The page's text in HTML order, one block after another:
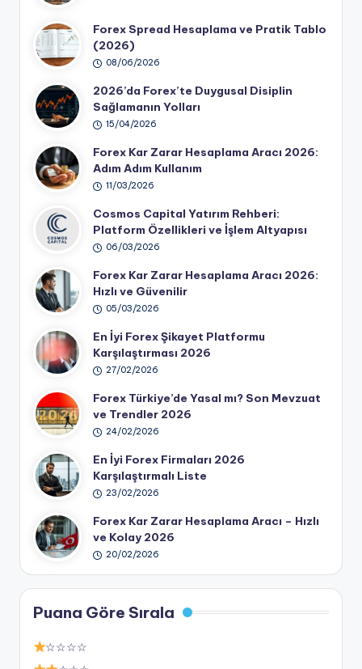
Forex Spread Hesaplama ve Pratik Tablo
(2026)
08/06/2026
2026’da Forex’te Duygusal Disiplin
Sağlamanın Yolları
15/04/2026
Forex Kar Zarar Hesaplama Aracı 2026:
Adım Adım Kullanım
11/03/2026
Cosmos Capital Yatırım Rehberi:
Platform Özellikleri ve İşlem Altyapısı
06/03/2026
Forex Kar Zarar Hesaplama Aracı 2026:
Hızlı ve Güvenilir
05/03/2026
En İyi Forex Şikayet Platformu
Karşılaştırması 2026
27/02/2026
Forex Türkiye’de Yasal mı? Son Mevzuat
ve Trendler 2026
24/02/2026
En İyi Forex Firmaları 2026
Karşılaştırmalı Liste
23/02/2026
Forex Kar Zarar Hesaplama Aracı – Hızlı
ve Kolay 2026
20/02/2026
Puana Göre Sırala
☆☆☆☆